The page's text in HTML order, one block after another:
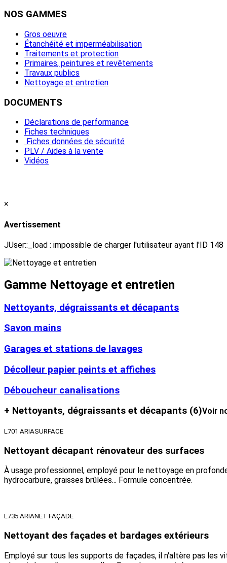
NOS GAMMES
Gros oeuvre
Étanchéité et imperméabilisation
Traitements et protection
Primaires, peintures et revêtements
Travaux publics
Nettoyage et entretien
DOCUMENTS
Déclarations de performance
Fiches techniques
Fiches données de sécurité
PLV / Aides à la vente
Vidéos
×
Avertissement
JUser::_load : impossible de charger l'utilisateur ayant l'ID 148
Gamme Nettoyage et entretien
Nettoyants, dégraissants et décapants
Savon mains
Garages et stations de lavages
Décolleur papier peints et affiches
Déboucheur canalisations
+ Nettoyants, dégraissants et décapants (6)Voir
L701 ARIASURFACE
Nettoyant décapant rénovateur des surfaces
À usage professionnel, employé pour le nettoyage en
hydrocarbure, graisses brûlées... Formule concentrée.
L735 ARIANET FAÇADE
Nettoyant des façades et bardages extérieurs
Employé sur tous les supports de façades, il n'altère pas les